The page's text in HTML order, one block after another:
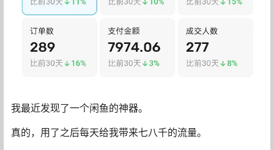
我最近发现了一个闲鱼的神器。
真的，用了之后每天给我带来七八千的流量。